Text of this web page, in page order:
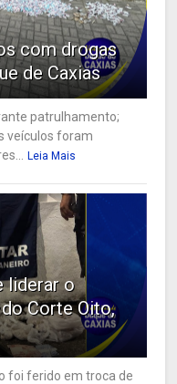
com drogas
de Caxias
patrulhamento;
veículos foram
Leia Mais
liderar o
Corte Oito,
foi ferido em troca de